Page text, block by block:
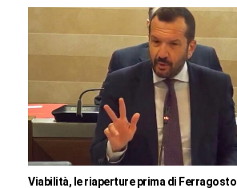
Viabilità, le riaperture prima di Ferragosto